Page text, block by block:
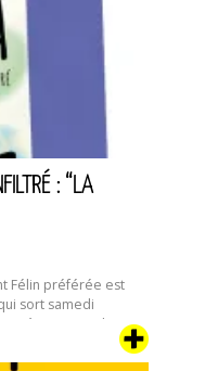
L’Automne
: “LA
Félin préférée est
sort samedi
tome de ses
Déménagement”